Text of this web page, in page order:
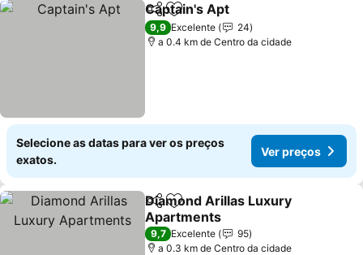
PartilharAdicionar aos favoritos
Captain's Apt
9,9 Excelente
24
a 0.4 km de Centro da cidade
Selecione as datas para ver os preços
exatos.
Ver preços
PartilharAdicionar aos favoritos
Diamond Arillas Luxury
Apartments
9,7 Excelente
95
a 0.3 km de Centro da cidade